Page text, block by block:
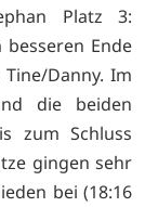
Platz 3:
Ende
Danny. Im
die beiden
zum Schluss
gingen sehr
bei (18:16